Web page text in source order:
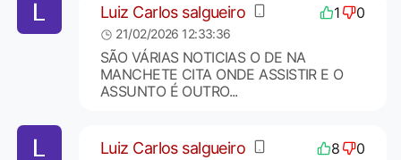
Luiz Carlos salgueiro 1 0
21/02/2026 12:33:36
SÃO VÁRIAS NOTICIAS O DE NA
MANCHETE CITA ONDE ASSISTIR E O
ASSUNTO É OUTRO...
Luiz Carlos salgueiro 8 0